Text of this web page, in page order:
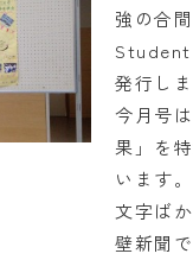
日々の見学 資
在校生・保護者の方
卒業生の方
強の合
Student
発行しま
今月号
果」を
います。
文字ば
壁新聞で